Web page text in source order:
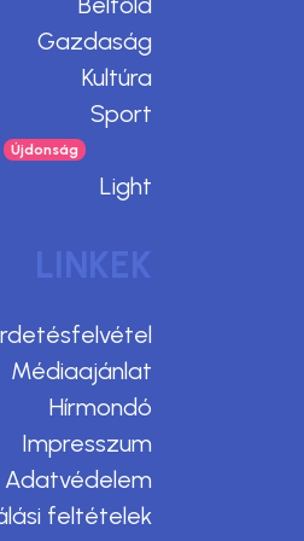
Gazdaság
Kultúra
Sport
Light
LINKEK
Médiaajánlat
Hírmondó
Impresszum
Adatvédelem
feltételek